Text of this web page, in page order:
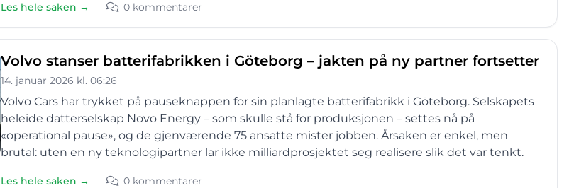
Les hele saken → 0 kommentarer
Volvo stanser batterifabrikken i Göteborg – jakten på ny partner fortsetter
14. januar 2026 kl. 06:26
Volvo Cars har trykket på pauseknappen for sin planlagte batterifabrikk i Göteborg. Selskapets
heleide datterselskap Novo Energy – som skulle stå for produksjonen – settes nå på
«operational pause», og de gjenværende 75 ansatte mister jobben. Årsaken er enkel, men
brutal: uten en ny teknologipartner lar ikke milliardprosjektet seg realisere slik det var tenkt.
Les hele saken → 0 kommentarer